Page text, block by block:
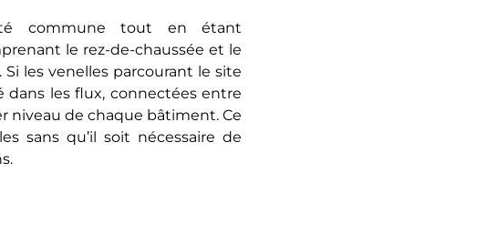
commune tout en étant
le rez-de-chaussée et le
les venelles parcourant le site
dans les flux, connectées entre
niveau de chaque bâtiment. Ce
sans qu’il soit nécessaire de